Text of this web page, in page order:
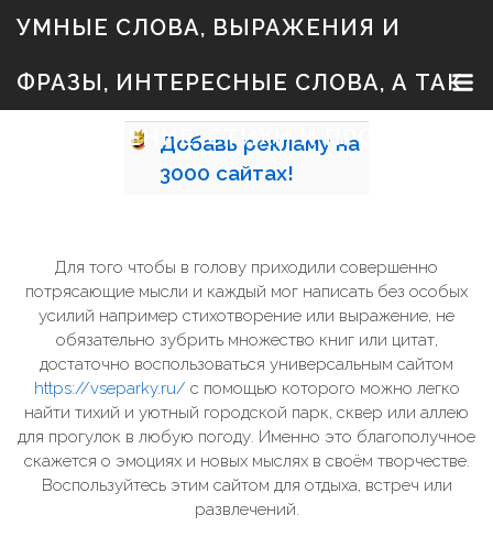
УМНЫЕ СЛОВА, ВЫРАЖЕНИЯ И
ФРАЗЫ, ИНТЕРЕСНЫЕ СЛОВА, А ТАК
ЖЕ ЗНАЧЕНИЕ, СТИХИ И ПРОЗА
k
t
o
Добавь рекламу на
3000 сайтах!
Для того чтобы в голову приходили совершенно
потрясающие мысли и каждый мог написать без особых
усилий например стихотворение или выражение, не
обязательно зубрить множество книг или цитат,
достаточно воспользоваться универсальным сайтом
https://vseparky.ru/ с помощью которого можно легко
найти тихий и уютный городской парк, сквер или аллею
для прогулок в любую погоду. Именно это благополучное
скажется о эмоциях и новых мыслях в своём творчестве.
Воспользуйтесь этим сайтом для отдыха, встреч или
развлечений.